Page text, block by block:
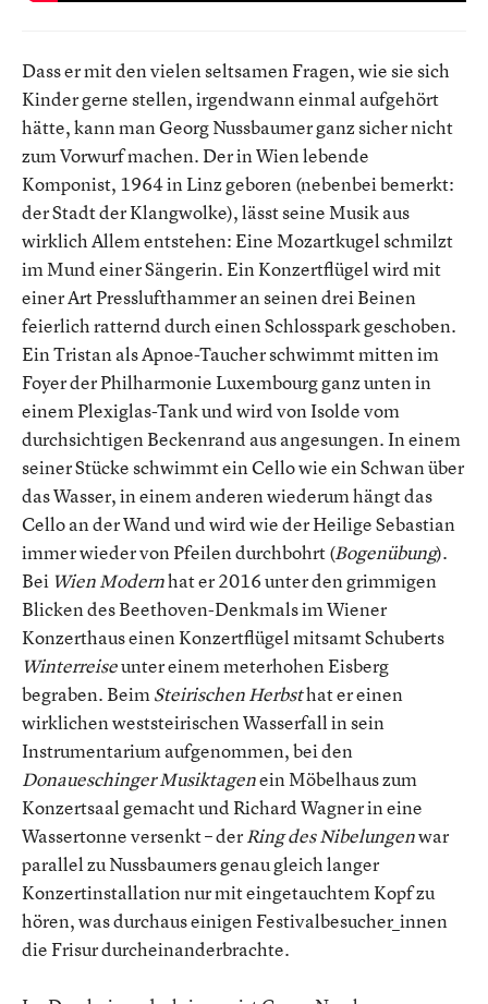
Dass er mit den vielen seltsamen Fragen, wie sie sich
Kinder gerne stellen, irgendwann einmal aufgehört
hätte, kann man Georg Nussbaumer ganz sicher nicht
zum Vorwurf machen. Der in Wien lebende
Komponist, 1964 in Linz geboren (nebenbei bemerkt:
der Stadt der Klangwolke), lässt seine Musik aus
wirklich Allem entstehen: Eine Mozartkugel schmilzt
im Mund einer Sängerin. Ein Konzertflügel wird mit
einer Art Presslufthammer an seinen drei Beinen
feierlich ratternd durch einen Schlosspark geschoben.
Ein Tristan als Apnoe-Taucher schwimmt mitten im
Foyer der Philharmonie Luxembourg ganz unten in
einem Plexiglas-Tank und wird von Isolde vom
durchsichtigen Beckenrand aus angesungen. In einem
seiner Stücke schwimmt ein Cello wie ein Schwan über
das Wasser, in einem anderen wiederum hängt das
Cello an der Wand und wird wie der Heilige Sebastian
immer wieder von Pfeilen durchbohrt (Bogenübung).
Bei Wien Modernhat er 2016 unter den grimmigen
Blicken des Beethoven-Denkmals im Wiener
Konzerthaus einen Konzertflügel mitsamt Schuberts
Winterreiseunter einem meterhohen Eisberg
begraben. BeimSteirischen Herbsthat er einen
wirklichen weststeirischen Wasserfall in sein
Instrumentarium aufgenommen, bei den
Donaueschinger Musiktagenein Möbelhaus zum
Konzertsaal gemacht und Richard Wagner in eine
Wassertonne versenkt – derRing des Nibelungenwar
parallel zu Nussbaumers genau gleich langer
Konzertinstallation nur mit eingetauchtem Kopf zu
hören, was durchaus einigen Festivalbesucher_innen
die Frisur durcheinanderbrachte.